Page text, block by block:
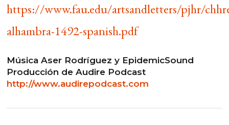
https://www.fau.edu/artsandletters/pjhr/
alhambra-1492-spanish.pdf
Música Aser Rodríguez y EpidemicSound
Producción de Audire Podcast
http://www.audirepodcast.com